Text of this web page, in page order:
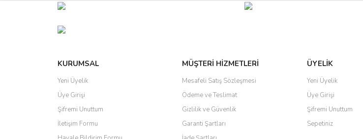
Ürün fiyatı diğer sitelerden daha pahalı.
KURUMSAL
Yeni Üyelik
Üye Girişi
Şifremi Unuttum
İletişim Formu
MÜŞTERİ HİZMETLERİ
Mesafeli Satış Sözleşmesi
Ödeme ve Teslimat
Gizlilik ve Güvenlik
Garanti Şartları
ÜYELİK
Yeni Üyelik
Üye Girişi
Şifremi Unuttum
Sepetiniz